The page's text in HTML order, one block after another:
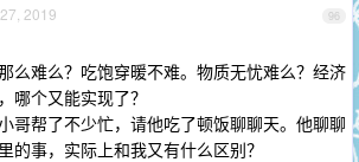
96
2019
么难么？吃饱穿暖不难。物质无忧难么？经济
哪个又能实现了？
哥帮了不少忙，请他吃了顿饭聊聊天。他聊聊
的事，实际上和我又有什么区别？